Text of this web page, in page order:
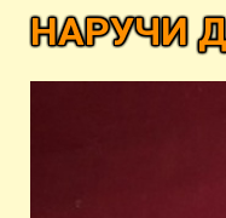
НАРУЧИ